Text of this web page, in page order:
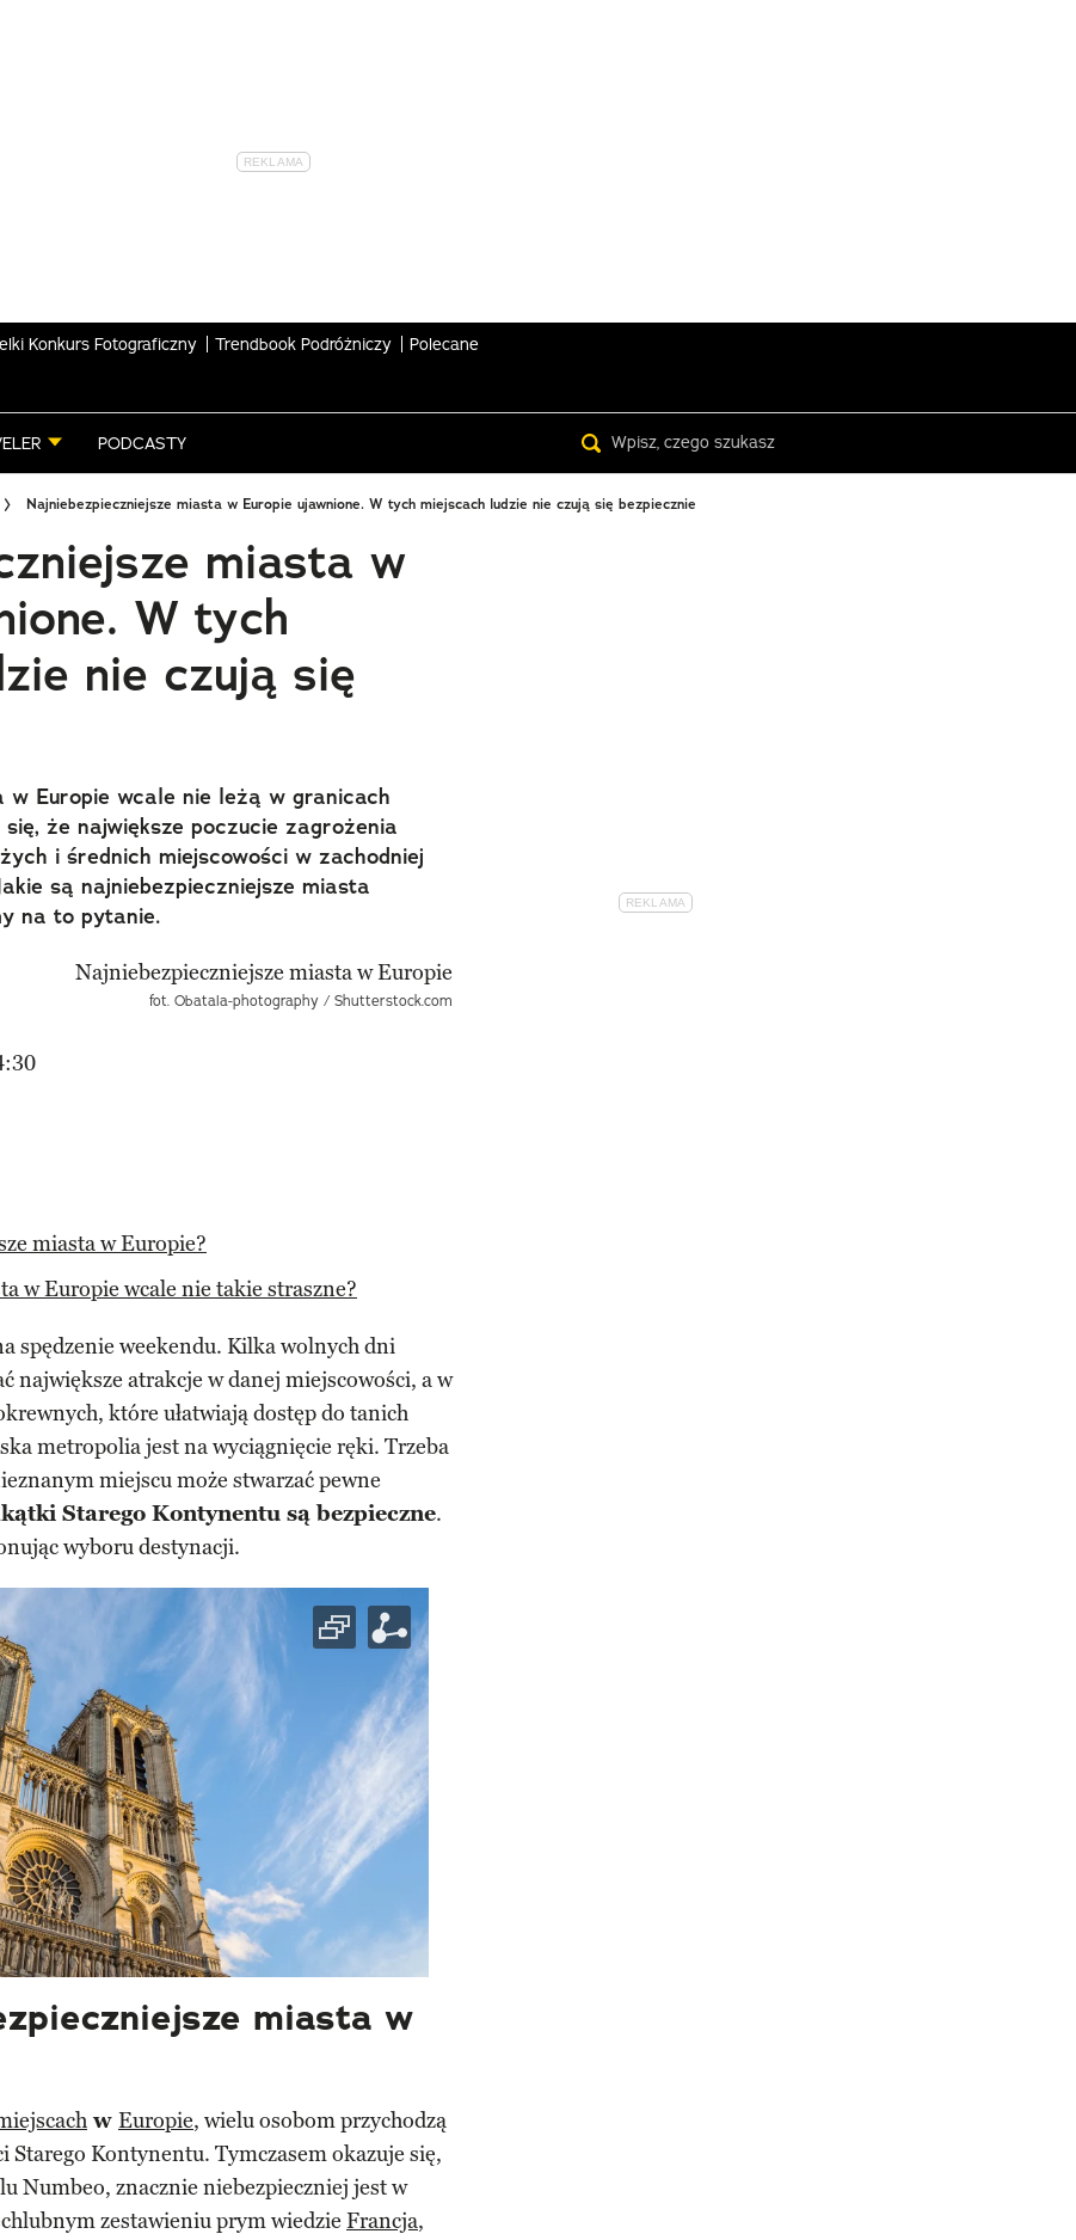
Konkurs Fotograficzny Trendbook Podróżniczy Polecane
PODCASTY
Najniebezpieczniejsze miasta w Europie ujawnione. W tych miejscach ludzie nie czują się bezpiecznie
miasta w
W tych
nie czują się
w Europie wcale nie leżą w granicach
że największe poczucie zagrożenia
i średnich miejscowości w zachodniej
są najniebezpieczniejsze miasta
na to pytanie.
fot. Obatala-photography / Shutterstock.com
miasta w Europie?
w Europie wcale nie takie straszne?
spędzenie weekendu. Kilka wolnych dni
największe atrakcje w danej miejscowości, a w
które ułatwiają dostęp do tanich
metropolia jest na wyciągnięcie ręki. Trzeba
miejscu może stwarzać pewne
Starego Kontynentu są bezpieczne.
wyboru destynacji.
miasta w
w Europie, wielu osobom przychodzą
Starego Kontynentu. Tymczasem okazuje się,
Numbeo, znacznie niebezpieczniej jest w
zestawieniu prym wiedzie Francja,